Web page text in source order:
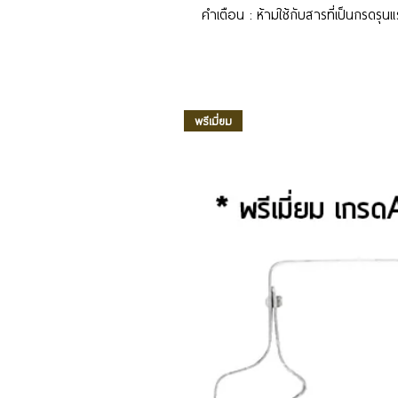
คำเตือน : ห้ามใช้กับสารที่เป็นกรดรุน
พรีเมี่ยม